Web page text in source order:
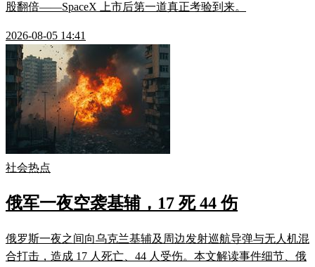
股翻倍——SpaceX 上市后第一道真正考验到来。
2026-08-05 14:41
社会热点
俄军一夜空袭基辅，17 死 44 伤
俄罗斯一夜之间向乌克兰基辅及周边发射巡航导弹与无人机混
合打击，造成 17 人死亡、44 人受伤。本文解读事件细节、俄